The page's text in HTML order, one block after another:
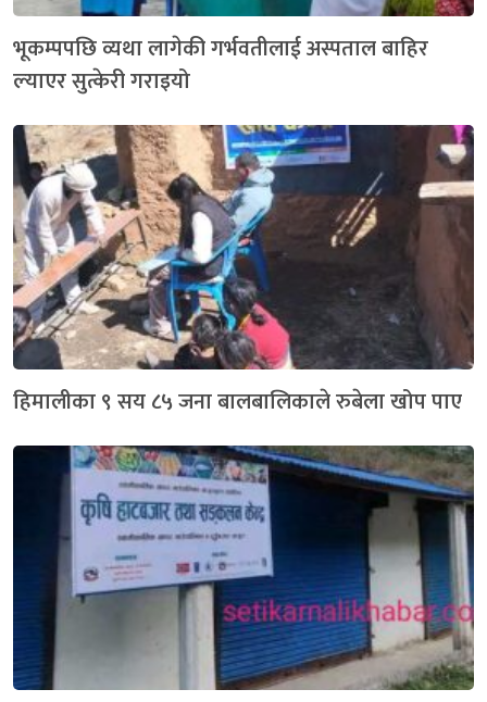
भूकम्पपछि व्यथा लागेकी गर्भवतीलाई अस्पताल बाहिर
ल्‍याएर सुत्केरी गराइयो
हिमालीका ९ सय ८५ जना बालबालिकाले रुबेला खोप पाए